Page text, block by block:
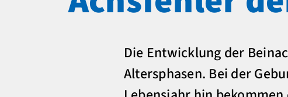
Die Entwicklung der
Altersphasen. Bei der